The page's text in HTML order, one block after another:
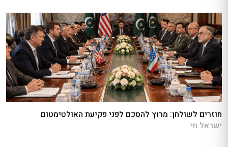
חוזרים לשולחן: מרוץ להסכם לפני פקיעת האולטימטום
ישראל חי